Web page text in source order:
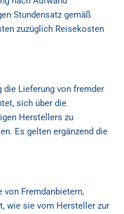
Stundensatz gemäß
zuzüglich Reisekosten
die Lieferung von fremder
sich über die
Herstellers zu
Es gelten ergänzend die
von Fremdanbietern,
wie sie vom Hersteller zur